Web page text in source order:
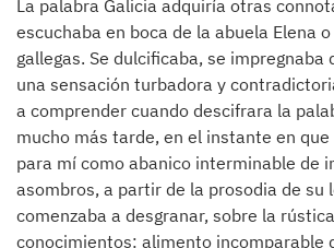
La palabra Galicia adquiría otras
escuchaba en boca de la abuela Elena
gallegas. Se dulcificaba, se impregnaba
una sensación turbadora y
a comprender cuando descifrara la
mucho más tarde, en el instante en
para mí como abanico interminable de
asombros, a partir de la prosodia de su
comenzaba a desgranar, sobre la
conocimientos: alimento incomparable